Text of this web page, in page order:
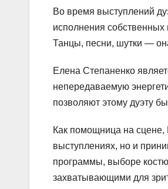
Во время выступлений
исполнения
Танцы, песни, шутки —
Елена Степаненко
непередаваемую
позволяют этому дуэту
Как помощница на сцене,
выступлениях, но и
программы, выборе
захватывающими для